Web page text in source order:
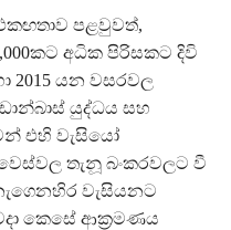
පළවුවත්,
අධික පිරිසකට දිවි
2015 යන වසරවල
යුද්ධය සහ
එහි වැසියෝ
තැනූ බංකරවලට වී
වැසියනට
කෙසේ ආක්‍රමණය